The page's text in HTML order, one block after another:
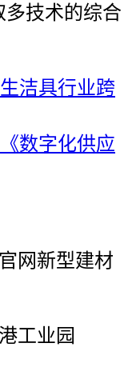
技术的综合
洁具行业跨
数字化供应
网新型建材
工业园